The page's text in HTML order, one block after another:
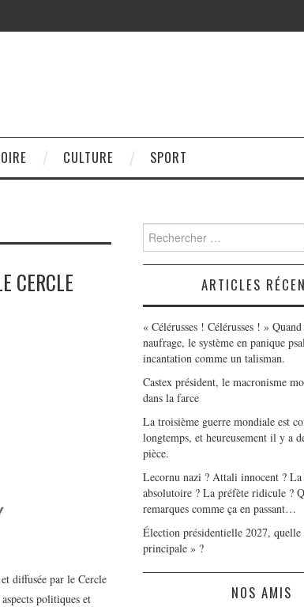
CULTURE SPORT
CERCLE
diffusée par le Cercle
politiques et
Search
for:
ARTICLES
« Célérusses ! Célérusses ! »
naufrage, le système en panique
incantation comme un talisman.
Castex président, le macronisme
dans la farce
La troisième guerre mondiale est
longtemps, et heureusement il y a
pièce.
Lecornu nazi ? Attali innocent ?
absolutoire ? La préfète ridicule ?
remarques comme ça en passant…
Élection présidentielle 2027,
principale » ?
NOS AMIS